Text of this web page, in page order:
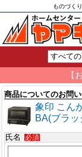
ものづく
【
商品についてのお問
象印 こん
BA(ブラッ
氏名 必須